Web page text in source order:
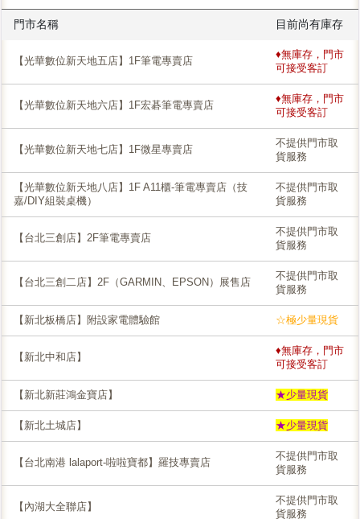
門市名稱 目前尚有庫存
【光華數位新天地五店】1F筆電專賣店
♦無庫存，門市
可接受客訂
【光華數位新天地六店】1F宏碁筆電專賣店
♦無庫存，門市
可接受客訂
【光華數位新天地七店】1F微星專賣店
不提供門市取
貨服務
【光華數位新天地八店】1F A11櫃-筆電專賣店（技
嘉/DIY組裝桌機）
不提供門市取
貨服務
【台北三創店】2F筆電專賣店
不提供門市取
貨服務
【台北三創二店】2F（GARMIN、EPSON）展售店
不提供門市取
貨服務
【新北板橋店】附設家電體驗館 ☆極少量現貨
【新北中和店】
♦無庫存，門市
可接受客訂
【新北新莊鴻金寶店】 ★少量現貨
【新北土城店】 ★少量現貨
【台北南港 lalaport-啦啦寶都】羅技專賣店
不提供門市取
貨服務
【內湖大全聯店】
不提供門市取
貨服務